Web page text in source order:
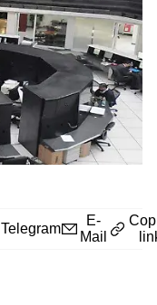
Telegram
E-
Mail